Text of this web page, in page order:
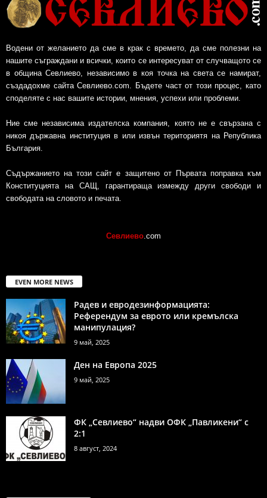
Водени от желанието да сме в крак с времето, да сме полезни на
нашите съграждани и всички, които се интересуват от случващото се
в община Севлиево, независимо в коя точка на света се намират,
създадохме сайта Севлиево.com. Бъдете част от този процес, като
споделяте с нас вашите истории, мнения, успехи или проблеми.
Ние сме независима издателска компания, която не е свързана с
никоя държавна институция в или извън териториятя на Република
България.
Съдържанието на този сайт е защитено от Първата поправка към
Конституцията на САЩ, гарантираща измежду други свободи и
свободата на словото и печата.
Севлиево .com
EVEN MORE NEWS
Радев и евродезинформацията:
Референдум за еврото или кремълска
манипулация?
9 май, 2025
Ден на Европа 2025
9 май, 2025
ФК „Севлиево“ надви ОФК „Павликени“ с
2:1
8 август, 2024